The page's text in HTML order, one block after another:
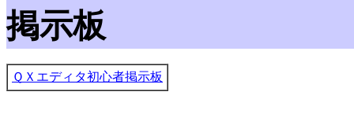
掲示板
ＱＸエディタ初心者掲示板